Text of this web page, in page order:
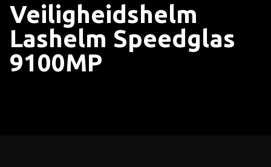
Veiligheidshelm
Lashelm Speedglas
9100MP